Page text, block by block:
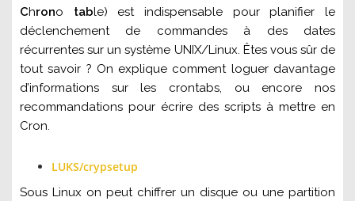
Chrono table) est indispensable pour planifier le
déclenchement de commandes à des dates
récurrentes sur un système UNIX/Linux. Êtes vous sûr de
tout savoir ? On explique comment loguer davantage
d’informations sur les crontabs, ou encore nos
recommandations pour écrire des scripts à mettre en
Cron.
LUKS/crypsetup
Sous Linux on peut chiffrer un disque ou une partition